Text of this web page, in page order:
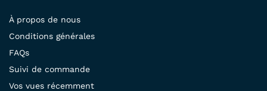
À propos de nous
Conditions générales
FAQs
Suivi de commande
Vos vues récemment